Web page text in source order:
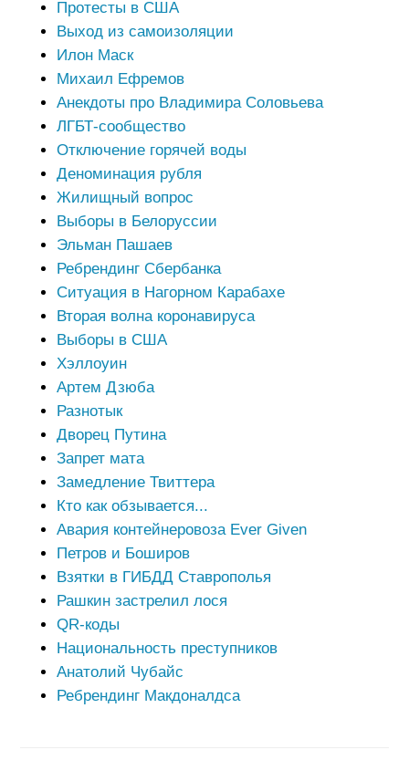
Протесты в США
Выход из самоизоляции
Илон Маск
Михаил Ефремов
Анекдоты про Владимира Соловьева
ЛГБТ-сообщество
Отключение горячей воды
Деноминация рубля
Жилищный вопрос
Выборы в Белоруссии
Эльман Пашаев
Ребрендинг Сбербанка
Ситуация в Нагорном Карабахе
Вторая волна коронавируса
Выборы в США
Хэллоуин
Артем Дзюба
Разнотык
Дворец Путина
Запрет мата
Замедление Твиттера
Кто как обзывается...
Авария контейнеровоза Ever Given
Петров и Боширов
Взятки в ГИБДД Ставрополья
Рашкин застрелил лося
QR-коды
Национальность преступников
Анатолий Чубайс
Ребрендинг Макдоналдса